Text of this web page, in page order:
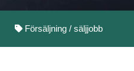
Försäljning / säljjobb